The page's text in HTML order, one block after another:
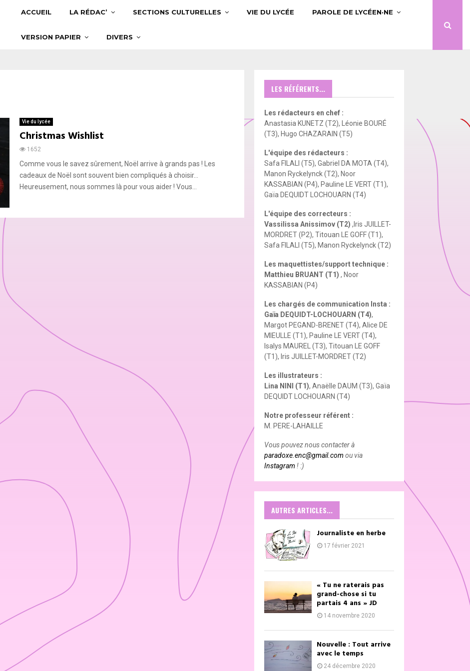
ACCUEIL LA RÉDAC’ SECTIONS CULTURELLES VIE DU LYCÉE PAROLE DE LYCÉEN·NE
VERSION PAPIER DIVERS
Vie du lycée
Christmas Wishlist
1652
Comme vous le savez sûrement, Noël arrive à grands pas ! Les
cadeaux de Noël sont souvent bien compliqués à choisir…
Heureusement, nous sommes là pour vous aider ! Vous...
LES RÉFÉRENTS...
Les rédacteurs en chef :
Anastasia KUNETZ (T2), Léonie BOURÉ
(T3), Hugo CHAZARAIN (T5)
L'équipe des rédacteurs :
Safa FILALI (T5), Gabriel DA MOTA (T4),
Manon Ryckelynck (T2), Noor
KASSABIAN (P4), Pauline LE VERT (T1),
Gaïa DEQUIDT LOCHOUARN (T4)
L'équipe des correcteurs :
Vassilissa Anissimov (T2) ,Iris JUILLET-
MORDRET (P2), Titouan LE GOFF (T1),
Safa FILALI (T5), Manon Ryckelynck (T2)
Les maquettistes/support technique :
Matthieu BRUANT (T1) , Noor
KASSABIAN (P4)
Les chargés de communication Insta :
Gaïa DEQUIDT-LOCHOUARN (T4),
Margot PEGAND-BRENET (T4), Alice DE
MIEULLE (T1), Pauline LE VERT (T4),
Isalys MAUREL (T3), Titouan LE GOFF
(T1), Iris JUILLET-MORDRET (T2)
Les illustrateurs :
Lina NINI (T1), Anaëlle DAUM (T3), Gaïa
DEQUIDT LOCHOUARN (T4)
Notre professeur référent :
M. PERE-LAHAILLE
Vous pouvez nous contacter à
paradoxe.enc@gmail.com ou via
Instagram ! :)
AUTRES ARTICLES...
Journaliste en herbe
17 février 2021
« Tu ne raterais pas
grand-chose si tu
partais 4 ans » JD
14 novembre 2020
Nouvelle : Tout arrive
avec le temps
24 décembre 2020